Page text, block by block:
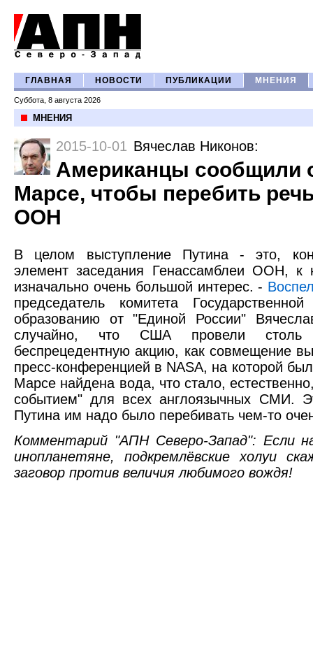
ГЛАВНАЯ НОВОСТИ ПУБЛИКАЦИИ МНЕНИЯ
Суббота, 8 августа 2026
МНЕНИЯ
2015-10-01 Вячеслав Никонов:
Американцы сообщили
Марсе, чтобы перебить
ООН
В целом выступление Путина - это,
элемент заседания Генассамблеи ООН, к
изначально очень большой интерес. -
председатель комитета
образованию от "Единой России"
случайно, что США провели столь
беспрецедентную акцию, как совмещение
пресс-конференцией в NASA, на которой
Марсе найдена вода, что стало,
событием" для всех англоязычных СМИ.
Путина им надо было перебивать чем-то
Комментарий "АПН Северо-Запад": Если
инопланетяне, подкремлёвские холуи
заговор против величия любимого вождя!